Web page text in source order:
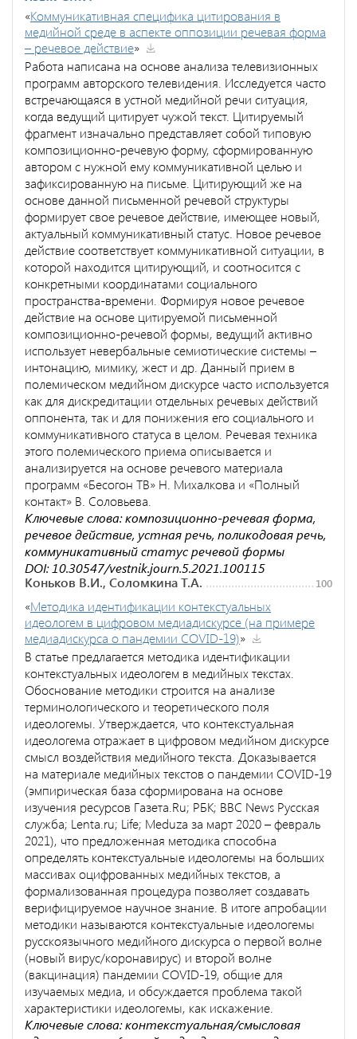
«Коммуникативная специфика цитирования в
медийной среде в аспекте оппозиции речевая форма
– речевое действие»
Работа написана на основе анализа телевизионных
программ авторского телевидения. Исследуется часто
встречающаяся в устной медийной речи ситуация,
когда ведущий цитирует чужой текст. Цитируемый
фрагмент изначально представляет собой типовую
композиционно-речевую форму, сформированную
автором с нужной ему коммуникативной целью и
зафиксированную на письме. Цитирующий же на
основе данной письменной речевой структуры
формирует свое речевое действие, имеющее новый,
актуальный коммуникативный статус. Новое речевое
действие соответствует коммуникативной ситуации, в
которой находится цитирующий, и соотносится с
конкретными координатами социального
пространства-времени. Формируя новое речевое
действие на основе цитируемой письменной
композиционно-речевой формы, ведущий активно
использует невербальные семиотические системы –
интонацию, мимику, жест и др. Данный прием в
полемическом медийном дискурсе часто используется
как для дискредитации отдельных речевых действий
оппонента, так и для понижения его социального и
коммуникативного статуса в целом. Речевая техника
этого полемического приема описывается и
анализируется на основе речевого материала
программ «Бесогон ТВ» Н. Михалкова и «Полный
контакт» В. Соловьева.
Ключевые слова: композиционно-речевая форма,
речевое действие, устная речь, поликодовая речь,
коммуникативный статус речевой формы
DOI: 10.30547/vestnik.journ.5.2021.100115
Коньков В.И., Соломкина Т.А.
100
«Методика идентификации контекстуальных
идеологем в цифровом медиадискурсе (на примере
медиадискурса о пандемии COVID-19)»
В статье предлагается методика идентификации
контекстуальных идеологем в медийных текстах.
Обоснование методики строится на анализе
терминологического и теоретического поля
идеологемы. Утверждается, что контекстуальная
идеологема отражает в цифровом медийном дискурсе
смысл воздействия медийного текста. Доказывается
на материале медийных текстов о пандемии COVID-19
(эмпирическая база сформирована на основе
изучения ресурсов Газета.Ru; РБК; BBC News Русская
служба; Lenta.ru; Life; Meduza за март 2020 – февраль
2021), что предложенная методика способна
определять контекстуальные идеологемы на больших
массивах оцифрованных медийных текстов, а
формализованная процедура позволяет создавать
верифицируемое научное знание. В итоге апробации
методики называются контекстуальные идеологемы
русскоязычного медийного дискурса о первой волне
(новый вирус/коронавирус) и второй волне
(вакцинация) пандемии COVID-19, общие для
изучаемых медиа, и обсуждается проблема такой
характеристики идеологемы, как искажение.
Ключевые слова: контекстуальная/смысловая